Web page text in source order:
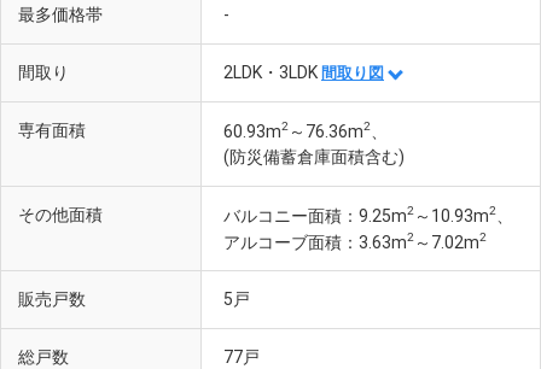
最多価格帯 -
間取り 2LDK・3LDK 間取り図
専有面積 60.93m2 ～76.36m2
(防災備蓄倉庫面積含む)
その他面積 バルコニー面積：9.25m2 ～10.93m2
アルコーブ面積：3.63m2 ～7.02m2
販売戸数 5戸
総戸数 77戸